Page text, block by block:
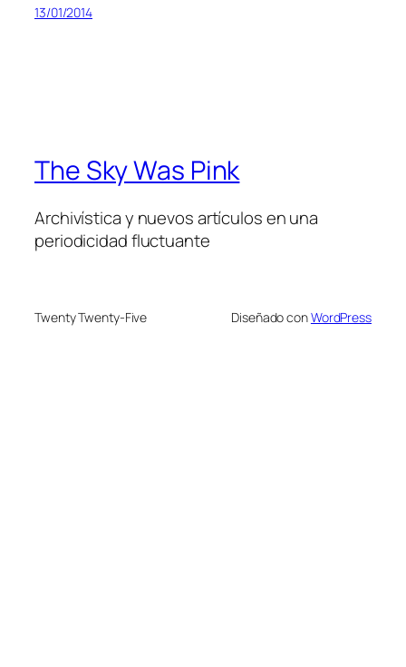
13/01/2014
The Sky Was Pink
Archivística y nuevos artículos en una
periodicidad fluctuante
Twenty Twenty-Five Diseñado conWordPress